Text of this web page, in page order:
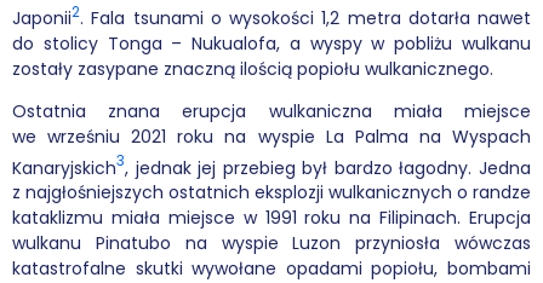
Japonii2. Fala tsunami o wysokości 1,2 metra dotarła nawet
do stolicy Tonga – Nukualofa, a wyspy w pobliżu wulkanu
zostały zasypane znaczną ilością popiołu wulkanicznego.
Ostatnia znana erupcja wulkaniczna miała miejsce
we wrześniu 2021 roku na wyspie La Palma na Wyspach
Kanaryjskich3, jednak jej przebieg był bardzo łagodny. Jedna
z najgłośniejszych ostatnich eksplozji wulkanicznych o randze
kataklizmu miała miejsce w 1991 roku na Filipinach. Erupcja
wulkanu Pinatubo na wyspie Luzon przyniosła wówczas
katastrofalne skutki wywołane opadami popiołu, bombami